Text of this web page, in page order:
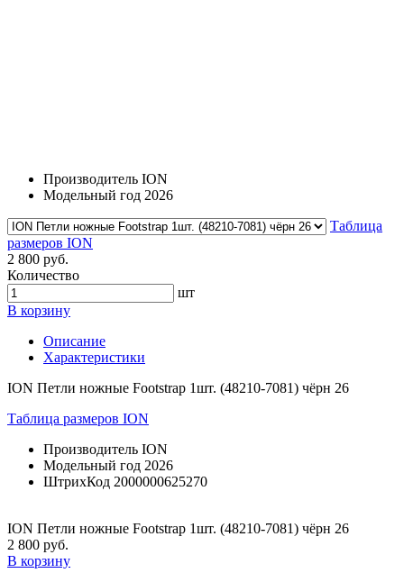
Производитель ION
Модельный год 2026
Таблица
размеров ION
2 800 руб.
Количество
шт
В корзину
Описание
Характеристики
ION Петли ножные Footstrap 1шт. (48210-7081) чёрн 26
Таблица размеров ION
Производитель ION
Модельный год 2026
ШтрихКод 2000000625270
ION Петли ножные Footstrap 1шт. (48210-7081) чёрн 26
2 800 руб.
В корзину